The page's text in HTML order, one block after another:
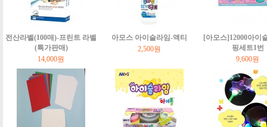
전산라벨(100매)-프린트 라벨
(특가판매)
14,000원
아모스 아이슬라임-액티
2,500원
[아모스]12000아이
핑세트1번
9,600원